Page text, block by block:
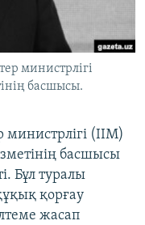
министрлігі
басшысы.
министрлігі (ІІМ)
басшысы
Бұл туралы
қорғау
жасап